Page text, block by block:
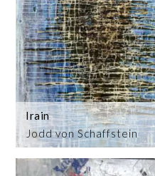
Jodd von Schaffstein
Irain